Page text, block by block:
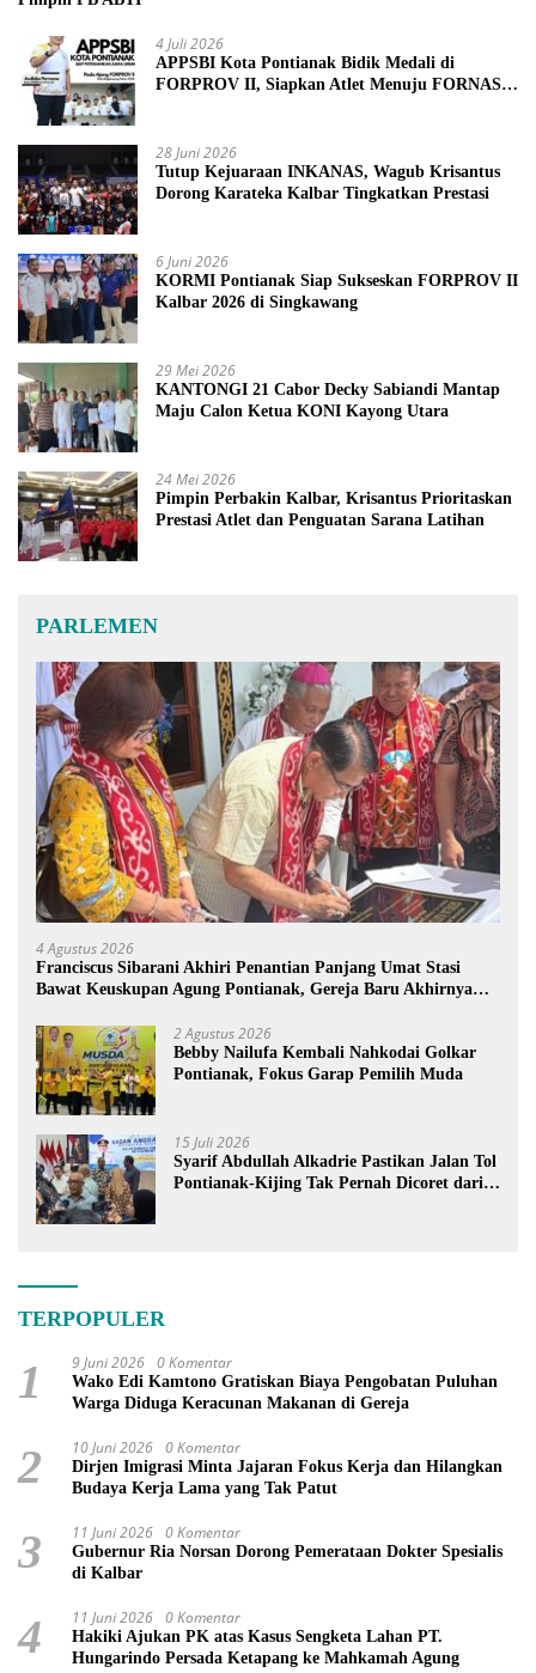
4 Juli 2026
APPSBI Kota Pontianak Bidik Medali di
FORPROV II, Siapkan Atlet Menuju FORNAS
28 Juni 2026
Tutup Kejuaraan INKANAS, Wagub Krisantus
Dorong Karateka Kalbar Tingkatkan Prestasi
6 Juni 2026
KORMI Pontianak Siap Sukseskan FORPROV II
Kalbar 2026 di Singkawang
29 Mei 2026
KANTONGI 21 Cabor Decky Sabiandi Mantap
Maju Calon Ketua KONI Kayong Utara
24 Mei 2026
Pimpin Perbakin Kalbar, Krisantus Prioritaskan
Prestasi Atlet dan Penguatan Sarana Latihan
PARLEMEN
4 Agustus 2026
Franciscus Sibarani Akhiri Penantian Panjang Umat Stasi
Bawat Keuskupan Agung Pontianak, Gereja Baru Akhirnya
2 Agustus 2026
Bebby Nailufa Kembali Nahkodai Golkar
Pontianak, Fokus Garap Pemilih Muda
15 Juli 2026
Syarif Abdullah Alkadrie Pastikan Jalan Tol
Pontianak-Kijing Tak Pernah Dicoret dari
TERPOPULER
1 9 Juni 2026 0 Komentar
Wako Edi Kamtono Gratiskan Biaya Pengobatan Puluhan
Warga Diduga Keracunan Makanan di Gereja
2 10 Juni 2026 0 Komentar
Dirjen Imigrasi Minta Jajaran Fokus Kerja dan Hilangkan
Budaya Kerja Lama yang Tak Patut
3 11 Juni 2026 0 Komentar
Gubernur Ria Norsan Dorong Pemerataan Dokter Spesialis
di Kalbar
4 11 Juni 2026 0 Komentar
Hakiki Ajukan PK atas Kasus Sengketa Lahan PT.
Hungarindo Persada Ketapang ke Mahkamah Agung